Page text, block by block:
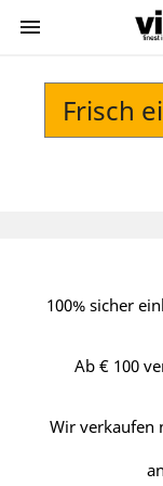

Frisch
100% sicher
Ab € 100
Wir verkaufen